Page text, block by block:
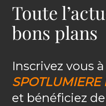
Toute
bons plans
Inscrivez vous
SPOTLUMIERE
et bénéficiez